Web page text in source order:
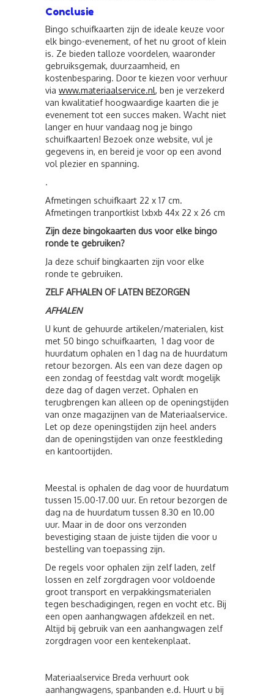
Conclusie
Bingo schuifkaarten zijn de ideale keuze voor
elk bingo-evenement, of het nu groot of klein
is. Ze bieden talloze voordelen, waaronder
gebruiksgemak, duurzaamheid, en
kostenbesparing. Door te kiezen voor verhuur
via www.materiaalservice.nl, ben je verzekerd
van kwalitatief hoogwaardige kaarten die je
evenement tot een succes maken. Wacht niet
langer en huur vandaag nog je bingo
schuifkaarten! Bezoek onze website, vul je
gegevens in, en bereid je voor op een avond
vol plezier en spanning.
.
Afmetingen schuifkaart 22 x 17 cm.
Afmetingen tranportkist lxbxb 44x 22 x 26 cm
Zijn deze bingokaarten dus voor elke bingo
ronde te gebruiken?
Ja deze schuif bingkaarten zijn voor elke
ronde te gebruiken.
ZELF AFHALEN OF LATEN BEZORGEN
AFHALEN
U kunt de gehuurde artikelen/materialen, kist
met 50 bingo schuifkaarten, 1 dag voor de
huurdatum ophalen en 1 dag na de huurdatum
retour bezorgen. Als een van deze dagen op
een zondag of feestdag valt wordt mogelijk
deze dag of dagen verzet. Ophalen en
terugbrengen kan alleen op de openingstijden
van onze magazijnen van de Materiaalservice.
Let op deze openingstijden zijn heel anders
dan de openingstijden van onze feestkleding
en kantoortijden.
Meestal is ophalen de dag voor de huurdatum
tussen 15.00-17.00 uur. En retour bezorgen de
dag na de huurdatum tussen 8.30 en 10.00
uur. Maar in de door ons verzonden
bevestiging staan de juiste tijden die voor u
bestelling van toepassing zijn.
De regels voor ophalen zijn zelf laden, zelf
lossen en zelf zorgdragen voor voldoende
groot transport en verpakkingsmaterialen
tegen beschadigingen, regen en vocht etc. Bij
een open aanhangwagen afdekzeil en net.
Altijd bij gebruik van een aanhangwagen zelf
zorgdragen voor een kentekenplaat.
Materiaalservice Breda verhuurt ook
aanhangwagens, spanbanden e.d. Huurt u bij